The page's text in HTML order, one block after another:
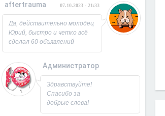
С Уважением,
aftertrauma 07.10.2023 - 21:33
Да, действительно молодец
Юрий, быстро и четко всё
сделал 60 объявлений
разместил, всё работает,
страницы выросла в 2 раза
спасибо! Буду ещё
заказывать, советую!
Администратор
26.09.2023 - 07:33
Здравствуйте!
Спасибо за
добрые слова!
Всегда рад